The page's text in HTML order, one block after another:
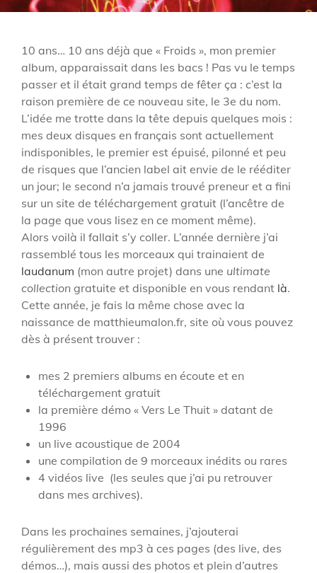
10 ans… 10 ans déjà que « Froids », mon premier
album, apparaissait dans les bacs ! Pas vu le temps
passer et il était grand temps de fêter ça : c’est la
raison première de ce nouveau site, le 3e du nom.
L’idée me trotte dans la tête depuis quelques mois :
mes deux disques en français sont actuellement
indisponibles, le premier est épuisé, pilonné et peu
de risques que l’ancien label ait envie de le rééditer
un jour; le second n’a jamais trouvé preneur et a fini
sur un site de téléchargement gratuit (l’ancêtre de
la page que vous lisez en ce moment même).
Alors voilà il fallait s’y coller. L’année dernière j’ai
rassemblé tous les morceaux qui trainaient de
laudanum (mon autre projet) dans une ultimate
collection gratuite et disponible en vous rendant là.
Cette année, je fais la même chose avec la
naissance de matthieumalon.fr, site où vous pouvez
dès à présent trouver :
mes 2 premiers albums en écoute et en
téléchargement gratuit
la première démo « Vers Le Thuit » datant de
1996
un live acoustique de 2004
une compilation de 9 morceaux inédits ou rares
4 vidéos live (les seules que j’ai pu retrouver
dans mes archives).
Dans les prochaines semaines, j’ajouterai
régulièrement des mp3 à ces pages (des live, des
démos…), mais aussi des photos et plein d’autres